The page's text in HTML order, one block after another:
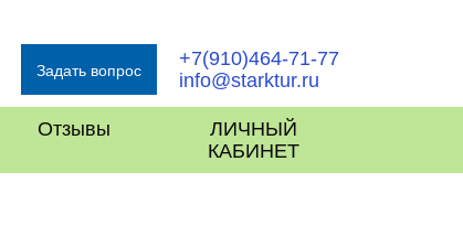
Задать вопрос
+7(910)464-71-77
info@starktur.ru
Отзывы
ЛИЧНЫЙ
КАБИНЕТ